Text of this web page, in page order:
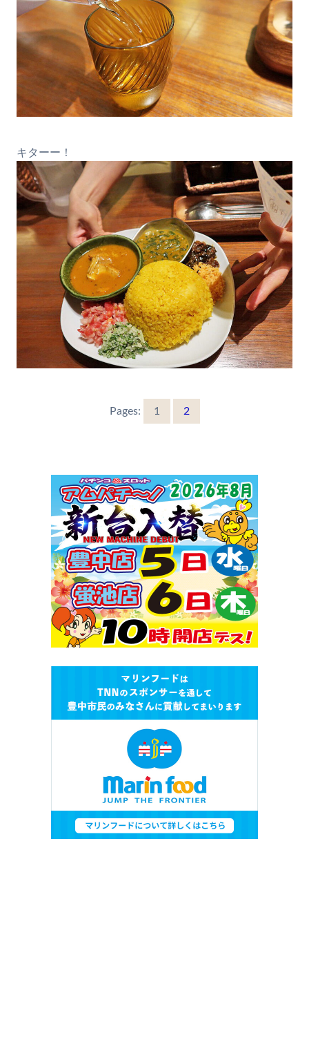
キターー！
Pages: 1 2